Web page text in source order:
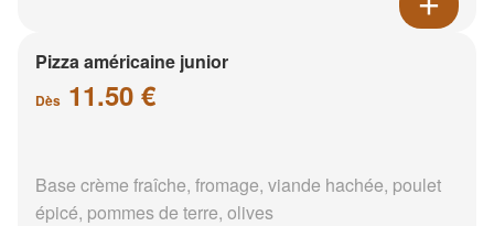
Pizza américaine junior
Dès 11.50 €
Base crème fraîche, fromage, viande hachée, poulet
épicé, pommes de terre, olives